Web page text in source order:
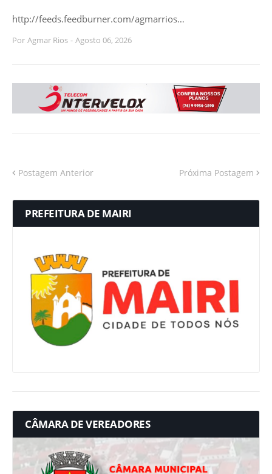
http://feeds.feedburner.com/agmarrios…
Por Agmar Rios - Agosto 06, 2026
Postagem Anterior Próxima Postagem
PREFEITURA DE MAIRI
CÂMARA DE VEREADORES